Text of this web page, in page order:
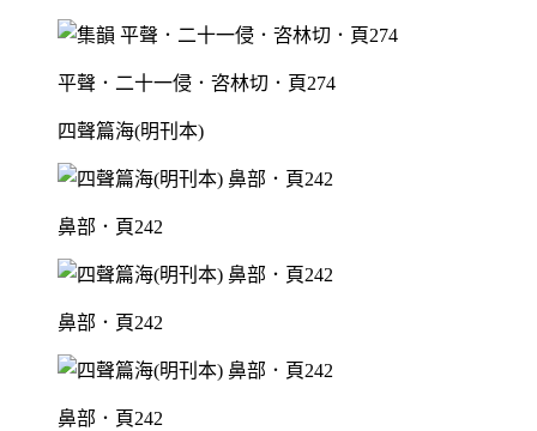
平聲．二十一侵．咨林切．頁274
四聲篇海(明刊本)
鼻部．頁242
鼻部．頁242
鼻部．頁242